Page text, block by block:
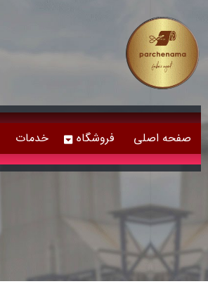
صفحه اصلی فروشگاه خدمات